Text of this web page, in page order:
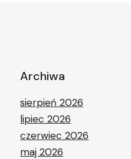
Archiwa
sierpień 2026
lipiec 2026
czerwiec 2026
maj 2026